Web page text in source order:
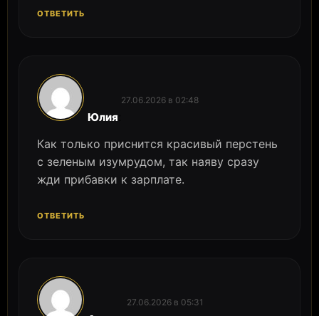
ОТВЕТИТЬ
Юлия
27.06.2026 в 02:48
Как только приснится красивый перстень
с зеленым изумрудом, так наяву сразу
жди прибавки к зарплате.
ОТВЕТИТЬ
27.06.2026 в 05:31